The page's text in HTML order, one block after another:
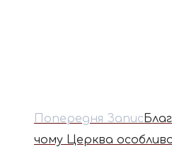
Попередня Запис
чому Церква